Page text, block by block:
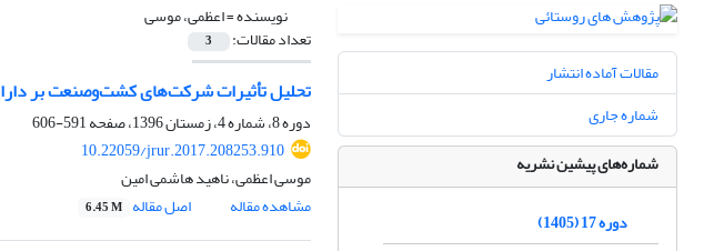
نویسنده =اعظمی، موسی
تعداد مقالات: 3
تحلیل تأثیرات شرکت‌های کشت‌وصنعت بر
دوره 8، شماره 4، زمستان 1396، صفحه
591-606
10.22059/jrur.2017.208253.910
موسی اعظمی، ناهید هاشمی امین
مشاهده مقاله
اصل مقاله 6.45 M
مقالات آماده انتشار
شماره جاری
شماره‌های پیشین نشریه
دوره 17 (1405)